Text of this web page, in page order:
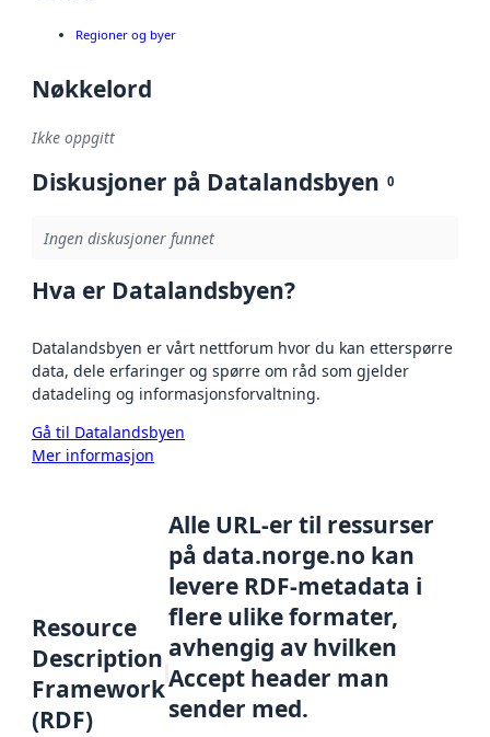
Regioner og byer
Nøkkelord
Ikke oppgitt
Diskusjoner på Datalandsbyen 0
Ingen diskusjoner funnet
Hva er Datalandsbyen?
Datalandsbyen er vårt nettforum hvor du kan etterspørre
data, dele erfaringer og spørre om råd som gjelder
datadeling og informasjonsforvaltning.
Gå til Datalandsbyen
Mer informasjon
Resource
Description
Framework
(RDF)
Alle URL-er til ressurser
på data.norge.no kan
levere RDF-metadata i
flere ulike formater,
avhengig av hvilken
Accept header man
sender med.